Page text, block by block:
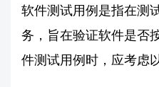
软件测试用例是指在测
务，旨在验证软件是否
件测试用例时，应考虑